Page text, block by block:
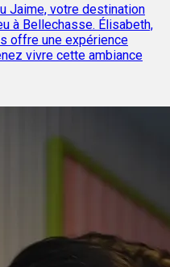
Jaime, votre destination
à Bellechasse. Élisabeth,
offre une expérience
vivre cette ambiance